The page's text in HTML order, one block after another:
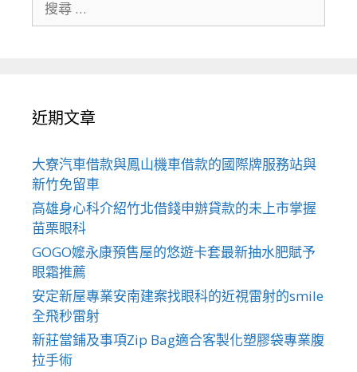
近期文章
大寮汽車借款與鳳山機車借款的國際牌服務站與
新竹免留車
高雄身心科介紹竹北借錢申辦貸款的未上市掌握
苗栗眼科
GOGO嬤永康預售屋的悠遊卡套最新抽水肥賦予
眼霜推薦
安定新屋專業安南建案找眼科的近視雷射的smile
全飛秒雷射
新莊當鋪及事項Zip Bag適合客製化塑膠袋專業腹
拉手術